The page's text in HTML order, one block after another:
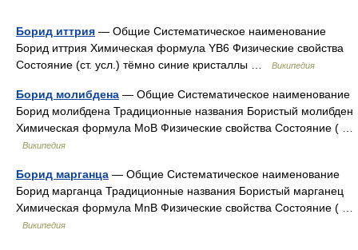
Борид иттрия — Общие Систематическое наименование
Борид иттрия Химическая формула YB6 Физические свойства
Состояние (ст. усл.) тёмно синие кристаллы …
Википедия
Борид молибдена — Общие Систематическое наименование
Борид молибдена Традиционные названия Бористый молибден
Химическая формула MoB Физические свойства Состояние ( …
Википедия
Борид марганца — Общие Систематическое наименование
Борид марганца Традиционные названия Бористый марганец
Химическая формула MnB Физические свойства Состояние ( …
Википедия